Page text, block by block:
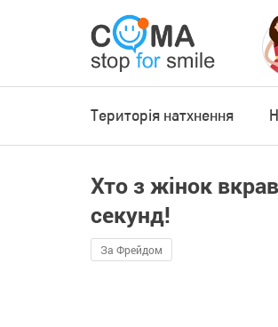
Територія натхнення
Хто з жінок
секунд!
За Фрейдом